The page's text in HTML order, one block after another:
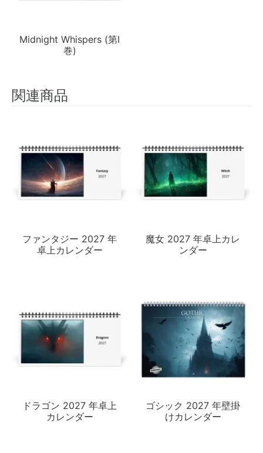
Midnight Whispers (第I
巻)
関連商品
ファンタジー 2027 年
卓上カレンダー
魔女 2027 年卓上カレ
ンダー
ドラゴン 2027 年卓上
カレンダー
ゴシック 2027 年壁掛
けカレンダー